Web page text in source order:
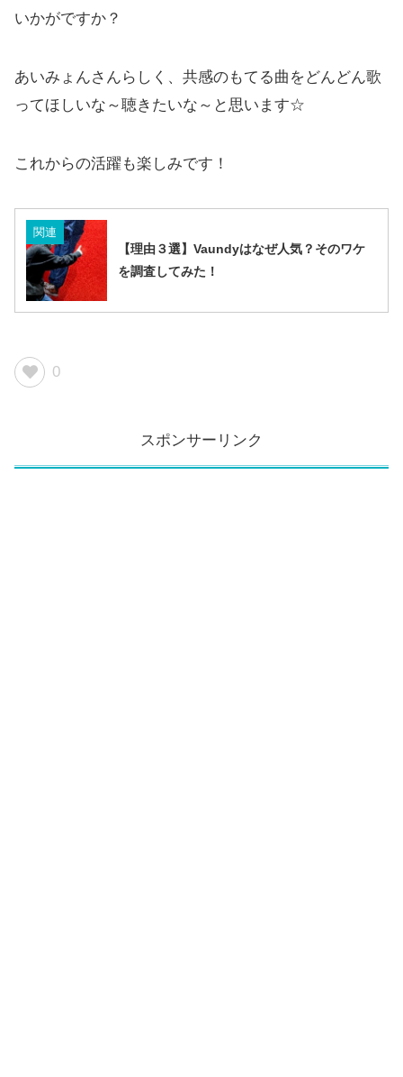
いかがですか？
あいみょんさんらしく、共感のもてる曲をどんどん歌
ってほしいな～聴きたいな～と思います☆
これからの活躍も楽しみです！
関連
【理由３選】Vaundyはなぜ人気？そのワケ
を調査してみた！
0
スポンサーリンク